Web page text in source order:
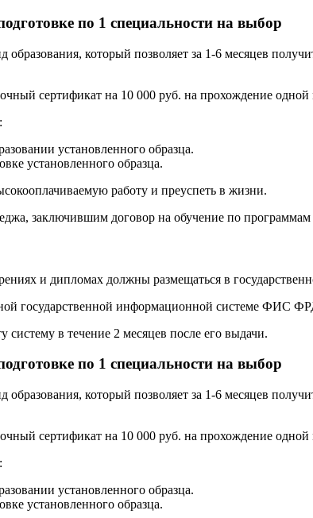
по 1 специальности на выбор
образования, который позволяет за 1-6 месяцев
сертификат на 10 000 руб. на прохождение
установленного образца.
установленного образца.
работу и преуспеть в жизни.
заключившим договор на обучение по
и дипломах должны размещаться в
государственной информационной системе ФИС
в течение 2 месяцев после его выдачи.
по 1 специальности на выбор
образования, который позволяет за 1-6 месяцев
сертификат на 10 000 руб. на прохождение
установленного образца.
установленного образца.